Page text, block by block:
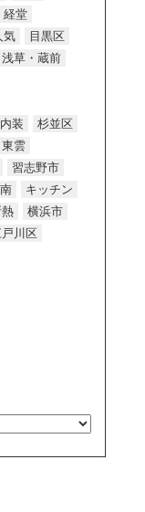
経堂
気
目黒区
浅草・蔵前
内装
杉並区
雲
習志野市
キッチン
横浜市
川区